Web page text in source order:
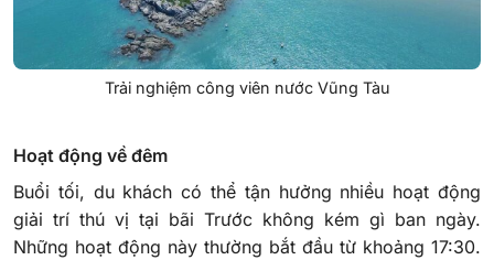
Trải nghiệm công viên nước Vũng Tàu
Hoạt động về đêm
Buổi tối, du khách có thể tận hưởng nhiều hoạt động
giải trí thú vị tại bãi Trước không kém gì ban ngày.
Những hoạt động này thường bắt đầu từ khoảng 17:30.